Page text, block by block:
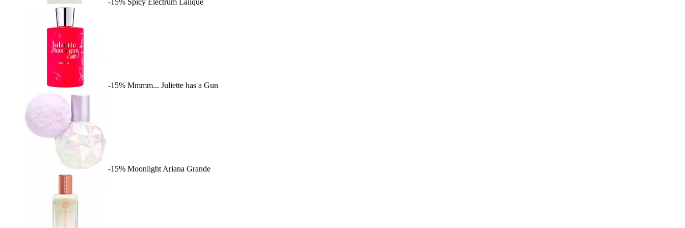
-15% Spicy Electrum Lalique
-15% Mmmm... Juliette has a Gun
-15% Moonlight Ariana Grande